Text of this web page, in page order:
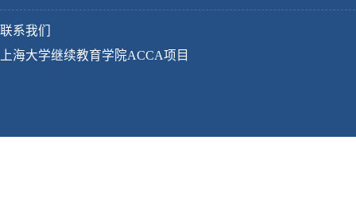
联系我们
上海大学继续教育学院ACCA项目